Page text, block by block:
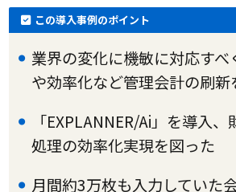
この導入事例のポイント
業界の変化に機敏に対応す
や効率化など管理会計の刷新
「EXPLANNER/Ai」を導入
処理の効率化実現を図った
月間約3万枚も入力していた